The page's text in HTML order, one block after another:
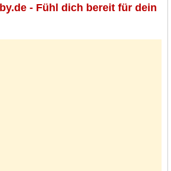
- Fühl dich bereit für dein